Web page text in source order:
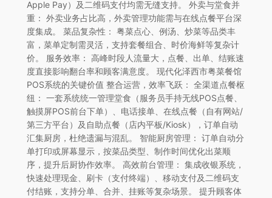
Apple Pay）及二维码支付均需无缝支持。 外卖与堂食并
重： 外卖业务占比高，外卖管理功能需与在线点餐平台深
度集成。 菜品复杂性： 粤菜点心、例汤、炒菜等品类丰
富，菜单定制需灵活，支持套餐组合、时价海鲜等复杂计
价。 服务效率： 高峰时段人流量大，点餐、出单、结账速
度直接影响翻台率和顾客满意度。 现代化泽西市粤菜餐馆
POS系统的关键价值 整合运营，效率飞跃： 全渠道点餐枢
纽： 一套系统统一管理堂食（服务员手持无线POS点餐、
触摸屏POS前台下单）、电话接单、在线点餐（自有网站/
第三方平台）及自助点餐（店内平板/Kiosk），订单自动
汇集厨房，杜绝遗漏与混乱。 智能厨房管理： 订单自动分
单打印或屏幕显示，按菜品类型、制作时间优化出菜顺
序，提升后厨协作效率。 高效前台管理： 集成收银系统，
快速处理现金、刷卡（支付终端）、移动支付及二维码支
付结账，支持分单、合并、挂账等复杂场景。 提升顾客体